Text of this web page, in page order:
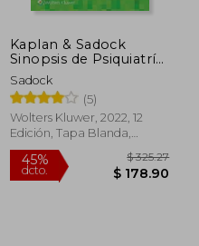
$ 64.80 45%
Kaplan & Sadock
Sinopsis de Psiquiatría
(12ª ed)
Sadock
(5)
Wolters Kluwer, 2022, 12
Edición, Tapa Blanda,
Nuevo